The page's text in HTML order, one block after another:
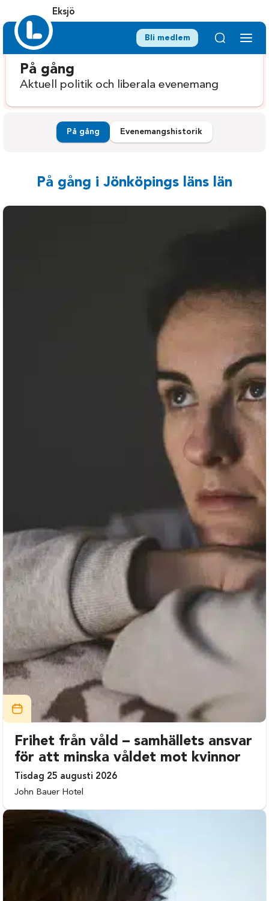
Eksjö
Bli medlem
På gång
Aktuell politik och liberala evenemang
På gång Evenemangshistorik
På gång i Jönköpings läns län
Frihet från våld – samhällets ansvar
för att minska våldet mot kvinnor
Tisdag 25 augusti 2026
John Bauer Hotel